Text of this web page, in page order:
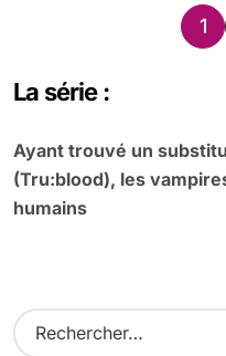
1
La série :
Ayant trouvé un
(Tru:blood), les
humains
R
e